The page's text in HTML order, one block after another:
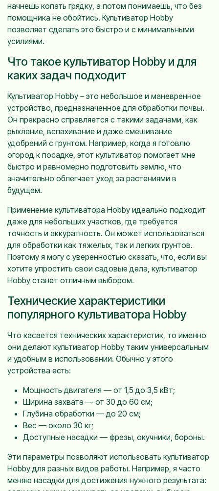
начнешь копать грядку, а потом понимаешь, что без
помощника не обойтись. Культиватор Hobby
позволяет сделать это быстро и с минимальными
усилиями.
Что такое культиватор Hobby и для
каких задач подходит
Культиватор Hobby – это небольшое и маневренное
устройство, предназначенное для обработки почвы.
Он прекрасно справляется с такими задачами, как
рыхление, вспахивание и даже смешивание
удобрений с грунтом. Например, когда я готовлю
огород к посадке, этот культиватор помогает мне
быстро и равномерно подготовить землю, что
значительно облегчает уход за растениями в
будущем.
Применение культиватора Hobby идеально подходит
даже для небольших участков, где требуется
точность и аккуратность. Он может использоваться
для обработки как тяжелых, так и легких грунтов.
Поэтому я могу с уверенностью сказать, что, если вы
хотите упростить свои садовые дела, культиватор
Hobby станет отличным выбором.
Технические характеристики
популярного культиватора Hobby
Что касается технических характеристик, то именно
они делают культиватор Hobby таким универсальным
и удобным в использовании. Обычно у этого
устройства есть:
Мощность двигателя — от 1,5 до 3,5 кВт;
Ширина захвата — от 30 до 60 см;
Глубина обработки — до 20 см;
Вес — около 30 кг;
Доступные насадки — фрезы, окучники, бороны.
Эти параметры позволяют использовать культиватор
Hobby для разных видов работы. Например, я часто
меняю насадки для достижения нужного результата: